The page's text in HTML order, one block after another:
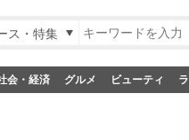
ス・特集
会・経済 グルメ ビューティ